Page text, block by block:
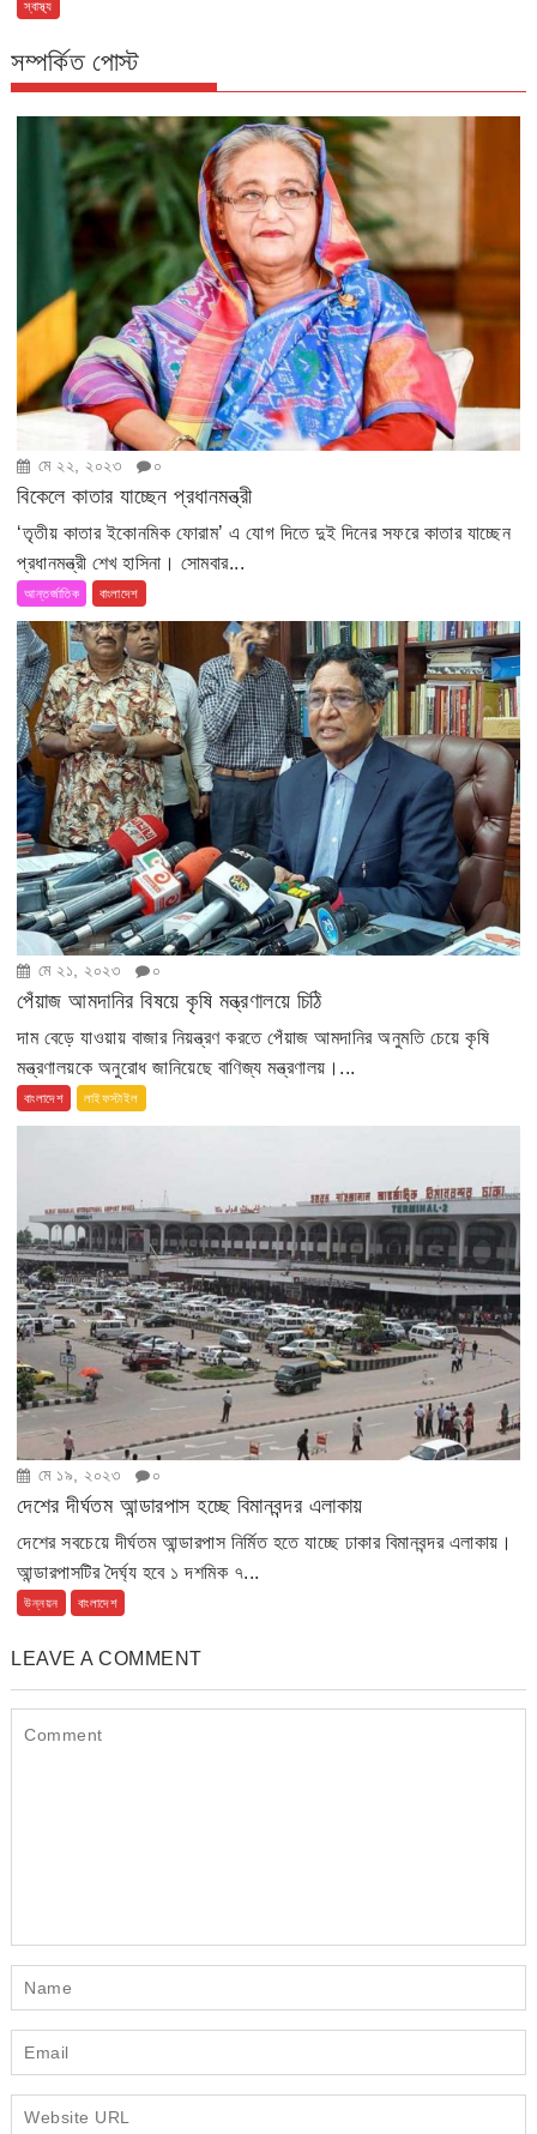
স্বাস্থ্য
সম্পর্কিত পোস্ট
মে ২২, ২০২৩ ০
বিকেলে কাতার যাচ্ছেন প্রধানমন্ত্রী
‘তৃতীয় কাতার ইকোনমিক ফোরাম’ এ যোগ দিতে দুই দিনের সফরে কাতার যাচ্ছেন
প্রধানমন্ত্রী শেখ হাসিনা। সোমবার...
আন্তর্জাতিক বাংলাদেশ
মে ২১, ২০২৩ ০
পেঁয়াজ আমদানির বিষয়ে কৃষি মন্ত্রণালয়ে চিঠি
দাম বেড়ে যাওয়ায় বাজার নিয়ন্ত্রণ করতে পেঁয়াজ আমদানির অনুমতি চেয়ে কৃষি
মন্ত্রণালয়কে অনুরোধ জানিয়েছে বাণিজ্য মন্ত্রণালয়।...
বাংলাদেশ লাইফস্টাইল
মে ১৯, ২০২৩ ০
দেশের দীর্ঘতম আন্ডারপাস হচ্ছে বিমানবন্দর এলাকায়
দেশের সবচেয়ে দীর্ঘতম আন্ডারপাস নির্মিত হতে যাচ্ছে ঢাকার বিমানবন্দর এলাকায়।
আন্ডারপাসটির দৈর্ঘ্য হবে ১ দশমিক ৭...
উন্নয়ন বাংলাদেশ
LEAVE A COMMENT